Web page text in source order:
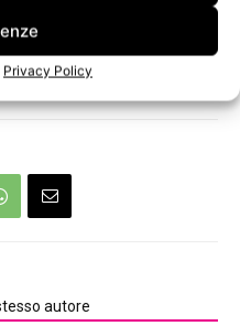
Privacy Policy
autore